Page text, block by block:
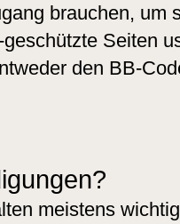
brauchen, um
Seiten
den BB-
meistens